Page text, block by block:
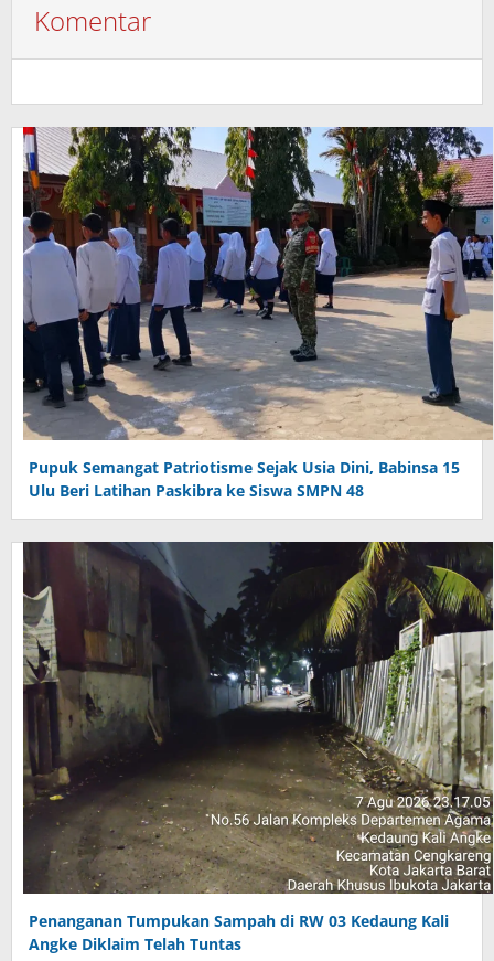
Komentar
Pupuk Semangat Patriotisme Sejak Usia Dini, Babinsa 15
Ulu Beri Latihan Paskibra ke Siswa SMPN 48
Penanganan Tumpukan Sampah di RW 03 Kedaung Kali
Angke Diklaim Telah Tuntas